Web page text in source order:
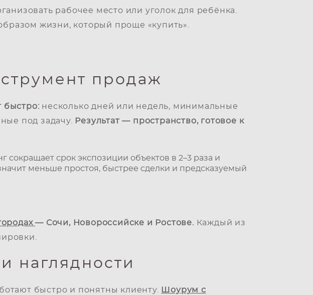
рабочее место или уголок для ребёнка.
жизни, который проще «купить».
продаж
быстро: несколько дней или недель, минимальные
под задачу.
Результат — пространство, готовое к
срок экспозиции объектов в 2–3 раза и
меньше простоя, быстрее сделки и предсказуемый
— Сочи, Новороссийске и Ростове. Каждый из
наглядности
быстро и понятны клиенту.
Шоурум с